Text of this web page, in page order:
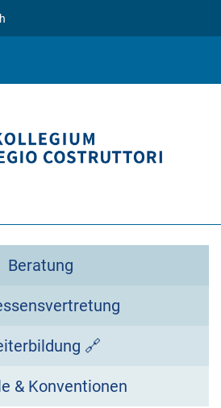
zum
Beratung
🔗
& Konventionen